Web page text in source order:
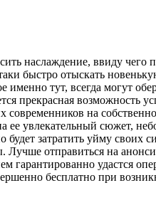
наслаждение, ввиду чего
быстро отыскать
именно тут, всегда могут
прекрасная возможность
современников на
увлекательный сюжет,
затратить уйму своих
Лучше отправиться на
удастся
бесплатно при